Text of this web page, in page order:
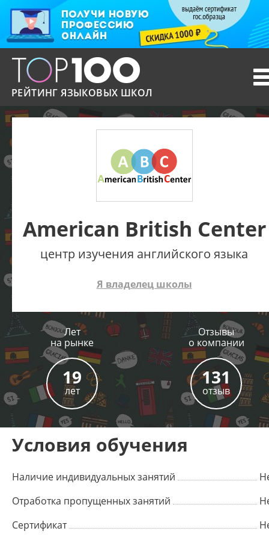
РЕЙТИНГ ЯЗЫКОВЫХ ШКОЛ
American British Center
центр изучения английского языка
Я владелец школы
Лет
на рынке
19
лет
Отзывы
о компании
131
отзыв
Условия обучения
Наличие индивидуальных занятий
Отработка пропущенных занятий
Сертификат